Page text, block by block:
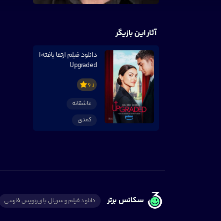
آثار این بازیگر
دانلود فیلم ارتقا یافته |
Upgraded
6.1
عاشقانه
کمدی
سکانس برتر دانلود فیلم و سریال با زیرنویس فارسی